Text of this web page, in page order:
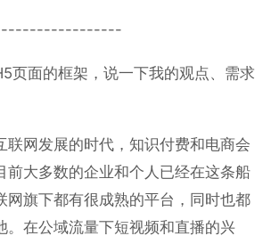
页面的框架，说一下我的观点、需求
联网发展的时代，知识付费和电商会
前大多数的企业和个人已经在这条船
网旗下都有很成熟的平台，同时也都
。在公域流量下短视频和直播的兴